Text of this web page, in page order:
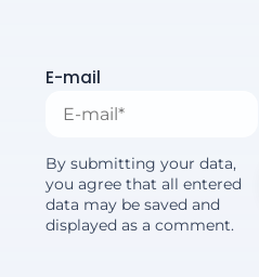
E-mail
By submitting your data,
you agree that all entered
data may be saved and
displayed as a comment.